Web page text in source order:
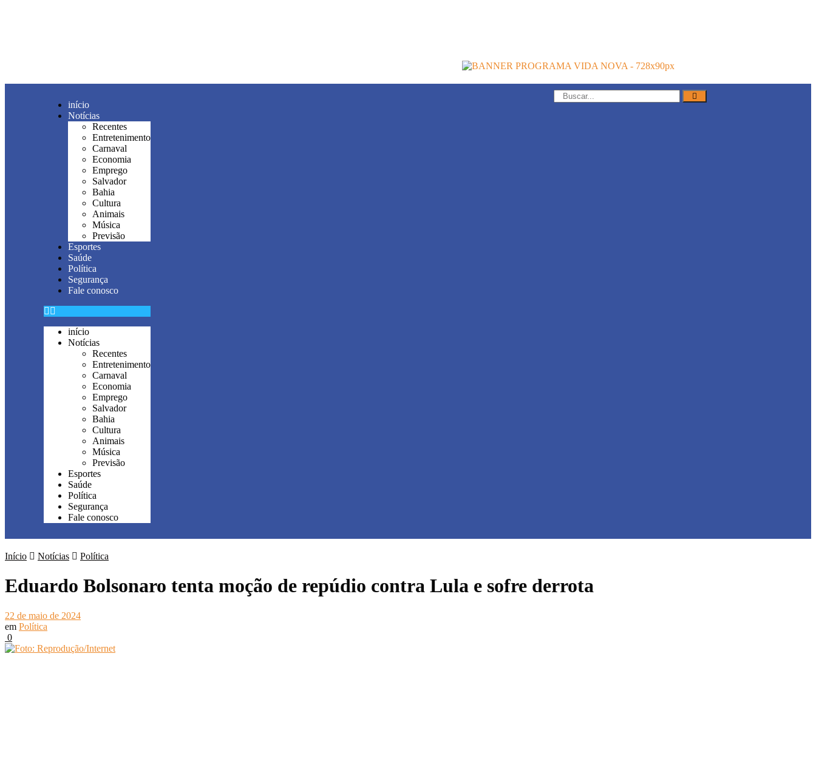
início
Notícias
Recentes
Entretenimento
Carnaval
Economia
Emprego
Salvador
Bahia
Cultura
Animais
Música
Previsão
Esportes
Saúde
Política
Segurança
Fale conosco
início
Notícias
Recentes
Entretenimento
Carnaval
Economia
Emprego
Salvador
Bahia
Cultura
Animais
Música
Previsão
Esportes
Saúde
Política
Segurança
Fale conosco
Início Notícias Política
Eduardo Bolsonaro tenta moção de repúdio contra Lula e sofre derrota
22 de maio de 2024
em Política
0